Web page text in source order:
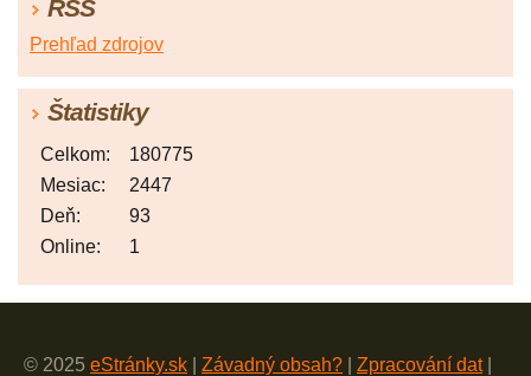
RSS
Prehľad zdrojov
Štatistiky
Online: 1
Celkom:
180775
Mesiac:
2447
Deň:
93
© 2025 eStránky.sk Závadný obsah? Zpracování dat|